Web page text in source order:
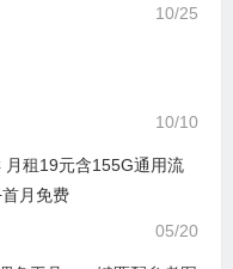
10/25
10/10
月租19元含155G通用流
月免费
05/20